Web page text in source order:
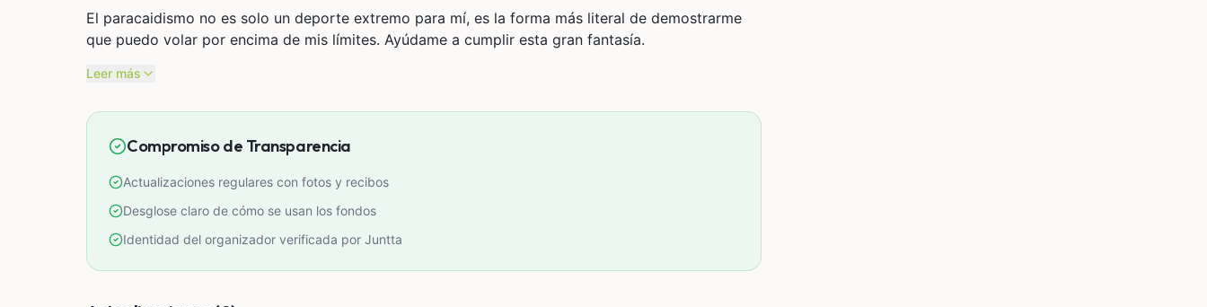
El paracaidismo no es solo un deporte extremo para mí, es la forma más literal de demostrarme
que puedo volar por encima de mis límites. Ayúdame a cumplir esta gran fantasía.
Leer más
Compromiso de Transparencia
Actualizaciones regulares con fotos y recibos
Desglose claro de cómo se usan los fondos
Identidad del organizador verificada por Juntta